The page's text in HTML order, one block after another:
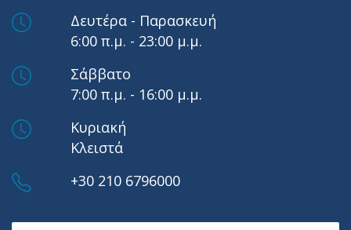
Δευτέρα - Παρασκευή
6:00 π.μ. - 23:00 μ.μ.
Σάββατο
7:00 π.μ. - 16:00 μ.μ.
Κυριακή
Κλειστά
+30 210 6796000